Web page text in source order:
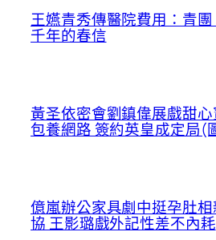
王嬿青秀傳醫院費用：青
千年的春信
黃圣依密會劉鎮偉展戲甜
包養網路 簽約英皇成定局(
億嵐辦公家具劇中挺孕肚
協 王影璐戲外記性差不內耗